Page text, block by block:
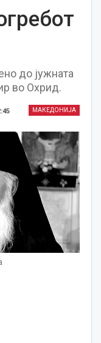
до јужната
во Охрид.
МАКЕДОНИЈА